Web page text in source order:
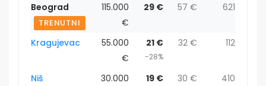
Beograd
TRENUTNI
115.000
€
29 € 57 € 621
Kragujevac
55.000
€
21 €
-28%
32 € 112
Niš
30.000
19 € 30 € 410